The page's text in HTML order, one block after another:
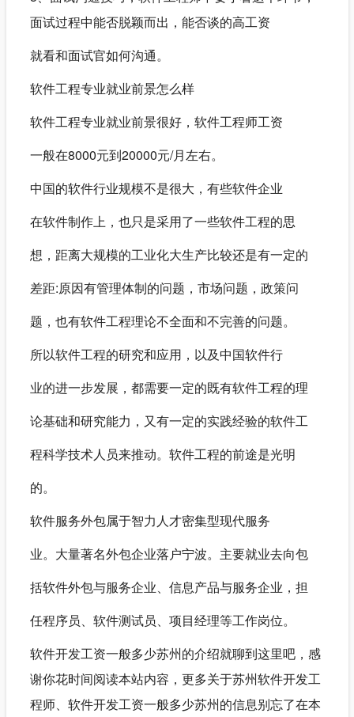
面试过程中能否脱颖而出，能否谈的高工资
就看和面试官如何沟通。
软件工程专业就业前景怎么样
软件工程专业就业前景很好，软件工程师工资
一般在8000元到20000元/月左右。
中国的软件行业规模不是很大，有些软件企业
在软件制作上，也只是采用了一些软件工程的思
想，距离大规模的工业化大生产比较还是有一定的
差距:原因有管理体制的问题，市场问题，政策问
题，也有软件工程理论不全面和不完善的问题。
所以软件工程的研究和应用，以及中国软件行
业的进一步发展，都需要一定的既有软件工程的理
论基础和研究能力，又有一定的实践经验的软件工
程科学技术人员来推动。软件工程的前途是光明
的。
软件服务外包属于智力人才密集型现代服务
业。大量著名外包企业落户宁波。主要就业去向包
括软件外包与服务企业、信息产品与服务企业，担
任程序员、软件测试员、项目经理等工作岗位。
软件开发工资一般多少苏州的介绍就聊到这里吧，感
谢你花时间阅读本站内容，更多关于苏州软件开发工
程师、软件开发工资一般多少苏州的信息别忘了在本